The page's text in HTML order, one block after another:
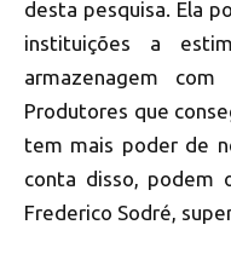
desta pesquisa. Ela
instituições a
armazenagem
Produtores que
tem mais poder de
conta disso, podem
Frederico Sodré,